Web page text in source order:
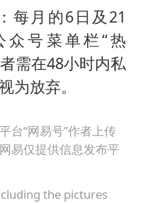
每月的6日及21
众号菜单栏“热
需在48小时内私
为放弃。
台“网易号”作者上传
易仅提供信息发布平
the pictures